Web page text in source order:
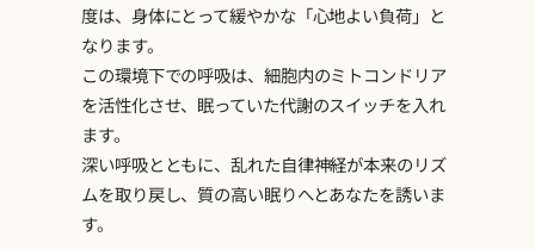
度は、身体にとって緩やかな「心地よい負荷」と
なります。
この環境下での呼吸は、細胞内のミトコンドリア
を活性化させ、眠っていた代謝のスイッチを入れ
ます。
深い呼吸とともに、乱れた自律神経が本来のリズ
ムを取り戻し、質の高い眠りへとあなたを誘いま
す。